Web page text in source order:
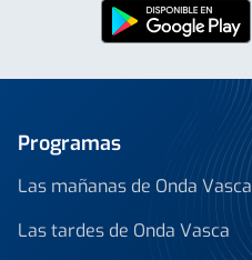
Programas
Las mañanas de Onda Vasca
Las tardes de Onda Vasca